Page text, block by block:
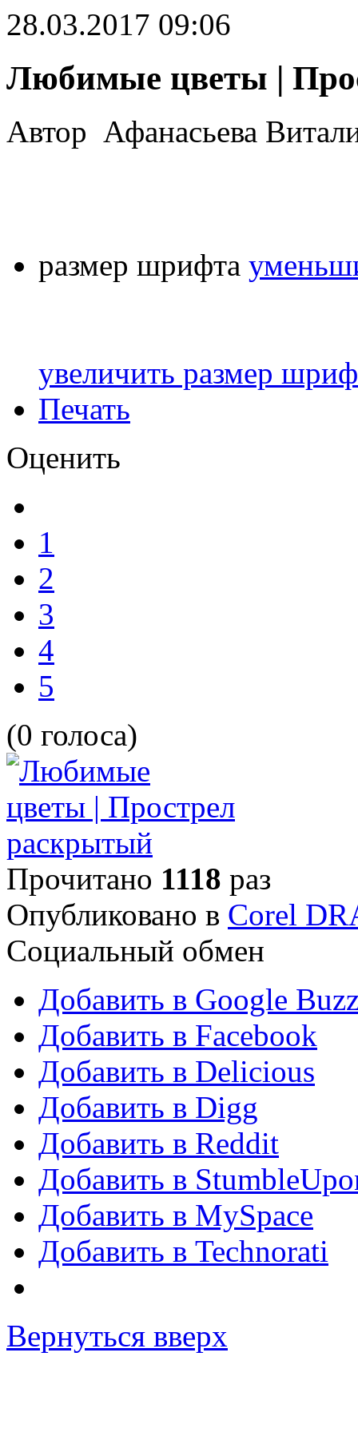
28.03.2017 09:06
Любимые цветы |
Автор Афанасьева
размер шрифта
увеличить размер
Печать
Оценить
1
2
3
4
5
(0 голоса)
Прочитано 1118 раз
Опубликовано в Corel
Социальный обмен
Добавить в Google
Добавить в Facebook
Добавить в Delicious
Добавить в Digg
Добавить в Reddit
Добавить в
Добавить в MySpace
Добавить в Technorati
Вернуться вверх